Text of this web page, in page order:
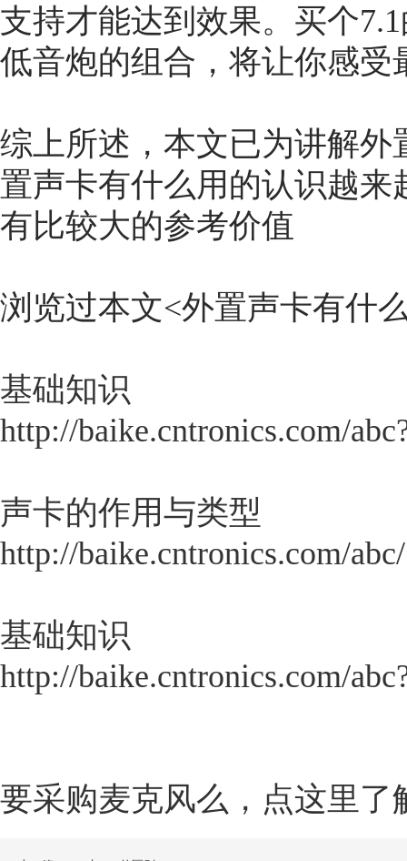
支持才能达到效果。买个
低音炮的组合，将让你感受
综上所述，本文已为讲解外
置声卡有什么用的认识越
有比较大的参考价值
浏览过本文<外置声卡有什
基础知识
http://baike.cntronics.com/
声卡的作用与类型
http://baike.cntronics.com/
基础知识
http://baike.cntronics.com/
要采购麦克风么，点这里了